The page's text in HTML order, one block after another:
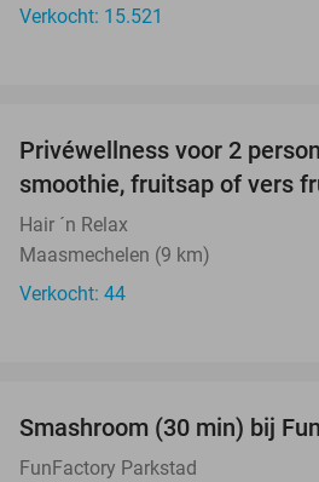
Verkocht: 15.521
Privéwellness voor 2
smoothie, fruitsap of vers
Hair ´n Relax
Maasmechelen (9 km)
Verkocht: 44
Smashroom (30 min) bij
FunFactory Parkstad